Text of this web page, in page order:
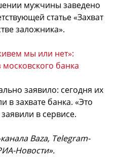
мужчины заведено
статье «Захват
заложника».
мы или нет»:
банка
заявило: сегодня их
в захвате банка. «Это
в сервисе.
Baza, Telegram-
Новости».